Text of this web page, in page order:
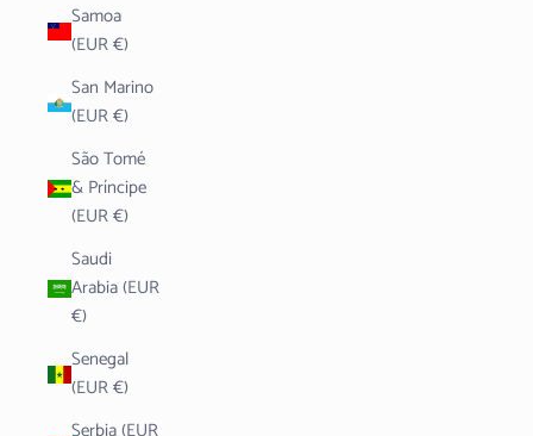
Samoa
(EUR €)
San Marino
(EUR €)
São Tomé
& Príncipe
(EUR €)
Saudi
Arabia (EUR
€)
Senegal
(EUR €)